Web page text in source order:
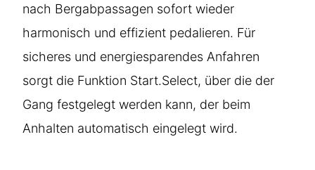
nach Bergabpassagen sofort wieder
harmonisch und effizient pedalieren. Für
sicheres und energiesparendes Anfahren
sorgt die Funktion Start.Select, über die der
Gang festgelegt werden kann, der beim
Anhalten automatisch eingelegt wird.